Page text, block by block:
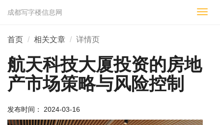
切
成都写字楼信息网
首页 相关文章 详情页
航天科技大厦投资的房地
产市场策略与风险控制
发布时间： 2024-03-16